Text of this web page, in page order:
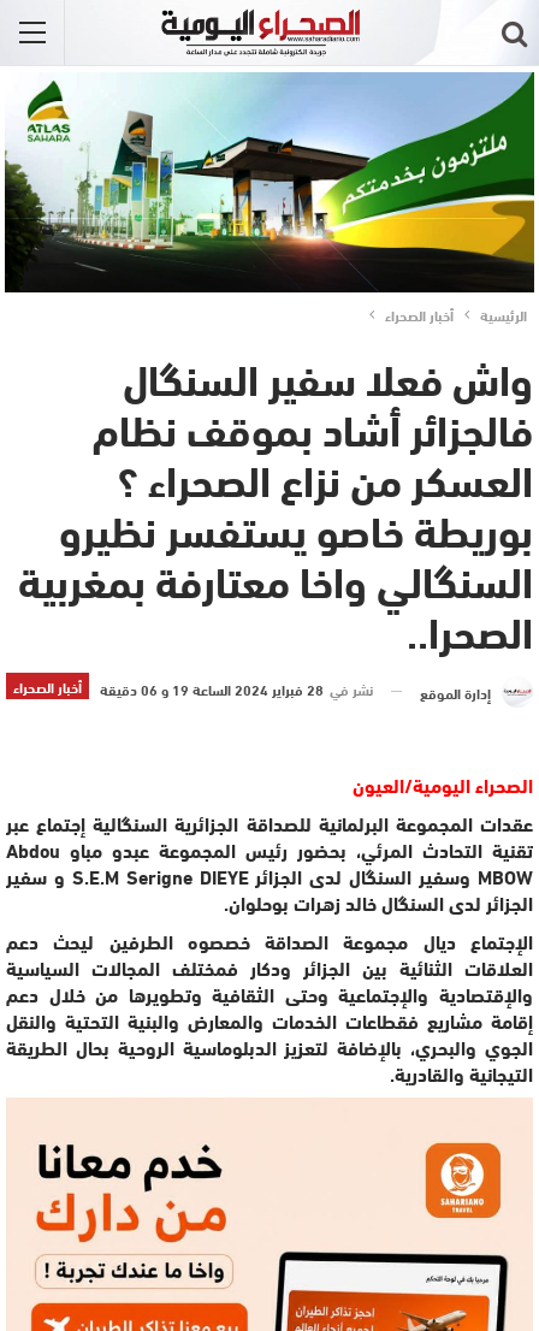
الرئيسية أخبار الصحراء
واش فعلا سفير السنگال
فالجزائر أشاد بموقف نظام
العسكر من نزاع الصحراء ؟
بوريطة خاصو يستفسر نظيرو
السنگالي واخا معتارفة بمغربية
الصحرا..
أخبار الصحراء إدارة الموقع نشر في 28 فبراير 2024 الساعة 19 و 06 دقيقة
الصحراء اليومية/العيون
عقدات المجموعة البرلمانية للصداقة الجزائرية السنگالية إجتماع عبر
تقنية التحادث المرئي، بحضور رئيس المجموعة عبدو مباو Abdou
MBOW وسفير السنگال لدى الجزائر S.E.M Serigne DIEYE و سفير
الجزائر لدى السنگال خالد زهرات بوحلوان.
الإجتماع ديال مجموعة الصداقة خصصوه الطرفين ليحث دعم
العلاقات الثنائية بين الجزائر ودكار فمختلف المجالات السياسية
والإقتصادية والإجتماعية وحتى الثقافية وتطويرها من خلال دعم
إقامة مشاريع فقطاعات الخدمات والمعارض والبنية التحتية والنقل
الجوي والبحري، بالإضافة لتعزيز الدبلوماسية الروحية بحال الطريقة
التيجانية والقادرية.